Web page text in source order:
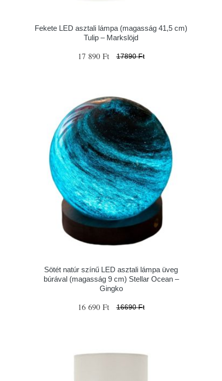
Fekete LED asztali lámpa (magasság 41,5 cm)
Tulip – Markslöjd
17 890 Ft 17890 Ft
Sötét natúr színű LED asztali lámpa üveg
búrával (magasság 9 cm) Stellar Ocean –
Gingko
16 690 Ft 16690 Ft